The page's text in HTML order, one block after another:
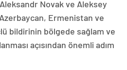
Aleksandr Novak ve Aleksey
Ermenistan ve
bildirinin bölgede sağlam ve
açısından önemli adım